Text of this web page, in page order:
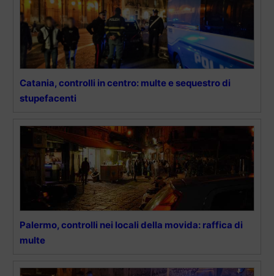
Catania, controlli in centro: multe e sequestro di
stupefacenti
Palermo, controlli nei locali della movida: raffica di
multe